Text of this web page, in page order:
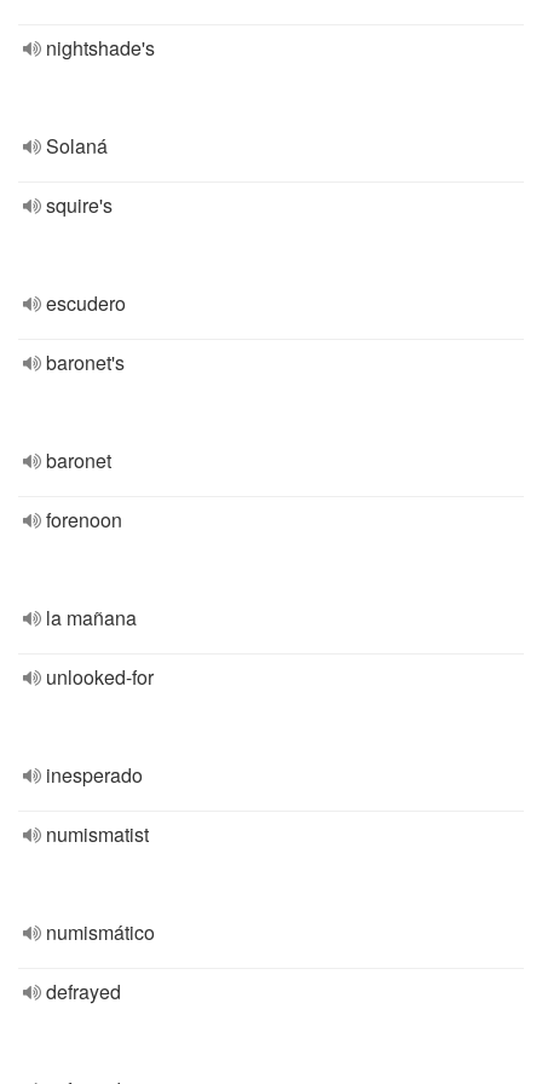
nightshade's
Solaná
squire's
escudero
baronet's
baronet
forenoon
la mañana
unlooked-for
inesperado
numismatist
numismático
defrayed